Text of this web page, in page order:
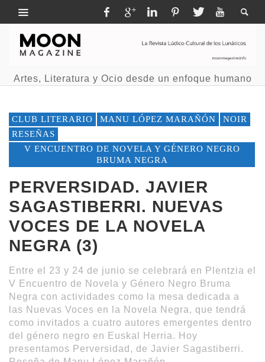
Artes, Literatura y Ocio desde un enfoque humano
CLUB LITERARIO MANU LÓPEZ MARAÑÓN
NOIR
RESEÑAS
V ENCUENTRO DE NOVELA Y GÉNERO NEGRO
BRUMA NEGRA
PERVERSIDAD. JAVIER
SAGASTIBERRI. NUEVAS
VOCES DE LA NOVELA
NEGRA (3)
Entre el 23 y 24 de junio se celebrará en Plentzia el
V Encuentro de Novela y Género Negro Bruma
Negra con actividades como la mesa dedicada a
las Nuevas Voces en la Novela Negra, que tendrá
como invitados a cuatro autores emergentes dentro
del género negro en Euskal Herria. Hoy
presentamos Perversidad, de Javier Sagastiberri.